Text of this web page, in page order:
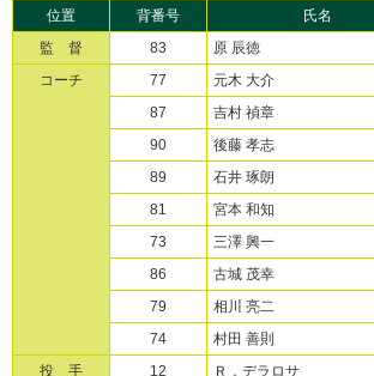
位置 背番号 氏名
監 督
83
原 辰徳
コーチ
77
元木 大介
87
吉村 禎章
90
後藤 孝志
89
石井 琢朗
81
宮本 和知
73
三澤 興一
86
古城 茂幸
79
相川 亮二
74
村田 善則
投 手
12 Ｒ．デラロサ